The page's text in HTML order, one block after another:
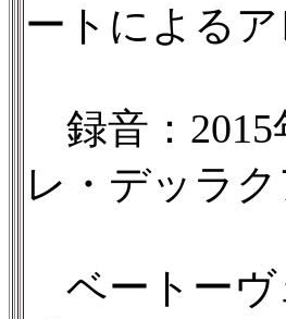
ートによる
録音：
レ・デッラク
ベートーヴ